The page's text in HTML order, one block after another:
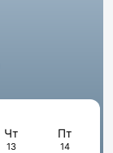
Чт
13
Пт
14